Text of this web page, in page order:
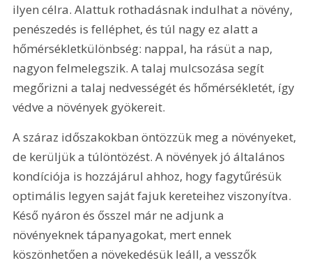
ilyen célra. Alattuk rothadásnak indulhat a növény,
penészedés is felléphet, és túl nagy ez alatt a
hőmérsékletkülönbség: nappal, ha rásüt a nap,
nagyon felmelegszik. A talaj mulcsozása segít
megőrizni a talaj nedvességét és hőmérsékletét, így
védve a növények gyökereit.
A száraz időszakokban öntözzük meg a növényeket,
de kerüljük a túlöntözést. A növények jó általános
kondíciója is hozzájárul ahhoz, hogy fagytűrésük
optimális legyen saját fajuk kereteihez viszonyítva.
Késő nyáron és ősszel már ne adjunk a
növényeknek tápanyagokat, mert ennek
köszönhetően a növekedésük leáll, a vesszők